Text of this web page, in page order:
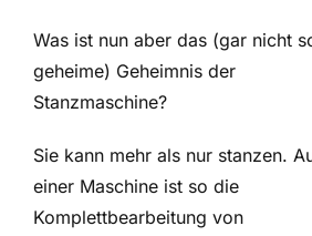
Was ist nun aber das (gar nicht
geheime) Geheimnis der
Stanzmaschine?
Sie kann mehr als nur stanzen.
einer Maschine ist so die
Komplettbearbeitung von